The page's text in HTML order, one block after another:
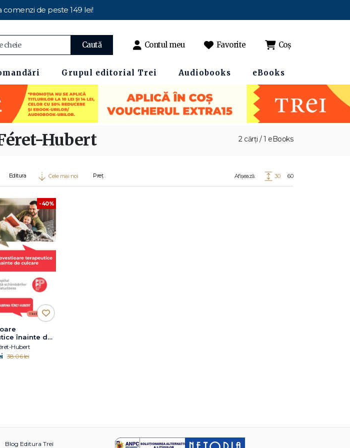
comenzi de peste 149 lei!
Caută Contul meu Favorite Coș
Grupul editorial Trei Audiobooks eBooks
2 cărți / 1 eBooks
Hubert
Editura Cele mai noi Preț Afișează: 30 60
-40%
înainte de
Hubert
38.06 lei
Blog Editura Trei